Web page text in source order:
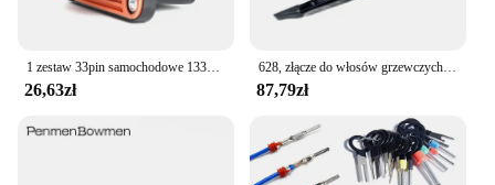
1 zestaw 33pin samochodowe 1332800FB 1332800MB wodoodporne męskie gniazdo wtykowe żeńskie DJ7331-1.5-3.5-11/21 z zaciskami Pisay
26,63zł
628, złącze do włosów grzewczych, regulowane temperaturą, żelazko grzewcze, keratynowe narzędzia do przedłużania włosów, wyświetlacz LCD, Mini Iron Fusion
87,79zł